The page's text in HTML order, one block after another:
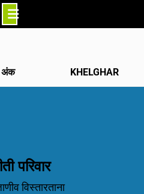
अंक KHELGHAR
परिवार
विस्तारताना